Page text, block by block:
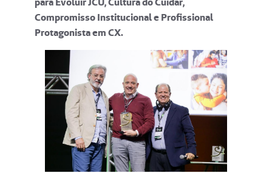
Compromisso Institucional e Profissional
Protagonista em CX.